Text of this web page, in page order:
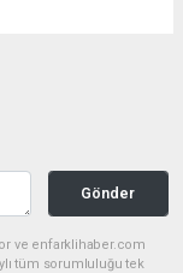
Gönder
ve enfarklihaber.com
tüm sorumluluğu tek